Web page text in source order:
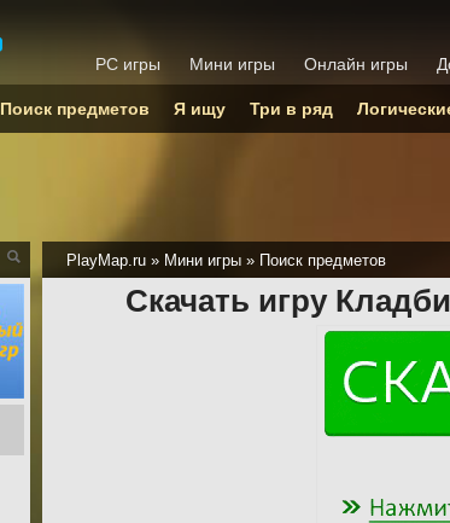
PlayMap.ru » Мини игры » Поиск предметов
Скачать игру
PC игры Мини игры Онлайн игры
Поиск предметов Я ищу Три в ряд